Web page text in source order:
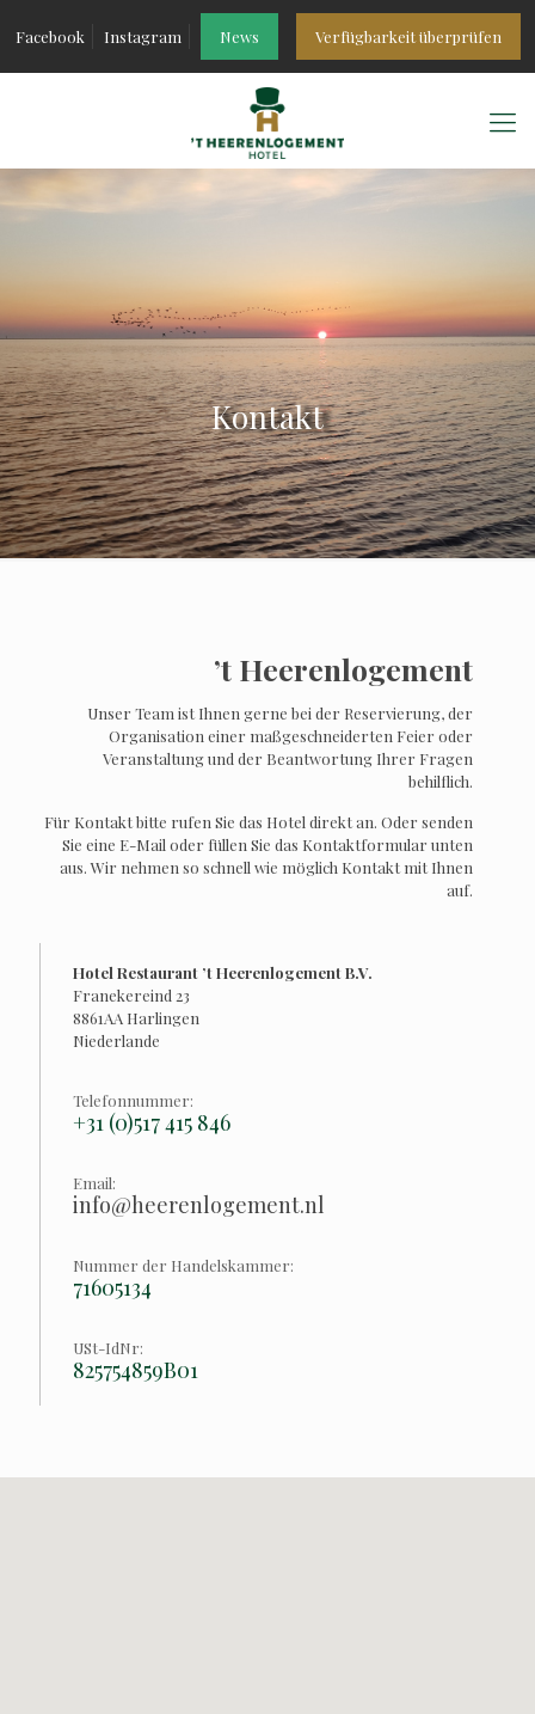
Facebook Instagram News Verfügbarkeit überprüfen
Kontakt
’t Heerenlogement
Unser Team ist Ihnen gerne bei der Reservierung, der
Organisation einer maßgeschneiderten Feier oder
Veranstaltung und der Beantwortung Ihrer Fragen
behilflich.
Für Kontakt bitte rufen Sie das Hotel direkt an. Oder senden
Sie eine E-Mail oder füllen Sie das Kontaktformular unten
aus. Wir nehmen so schnell wie möglich Kontakt mit Ihnen
auf.
Hotel Restaurant ’t Heerenlogement B.V.
Franekereind 23
8861AA Harlingen
Niederlande
Telefonnummer:
+31 (0)517 415 846
Email:
info@heerenlogement.nl
Nummer der Handelskammer:
71605134
USt-IdNr:
825754859B01